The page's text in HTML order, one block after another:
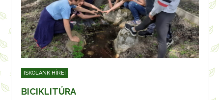
ISKOLÁNK HÍREI
BICIKLITÚRA